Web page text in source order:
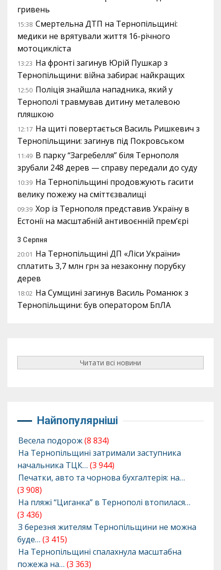
гривень
15:38 Смертельна ДТП на Тернопільщині:
медики не врятували життя 16-річного
мотоцикліста
13:23 На фронті загинув Юрій Пушкар з
Тернопільщини: війна забирає найкращих
12:50 Поліція знайшла нападника, який у
Тернополі травмував дитину металевою
пляшкою
12:17 На щиті повертається Василь Ришкевич з
Тернопільщини: загинув під Покровськом
11:49 В парку “Загребелля” біля Тернополя
зрубали 248 дерев — справу передали до суду
10:39 На Тернопільщині продовжують гасити
велику пожежу на сміттєзвалищі
09:39 Хор із Тернополя представив Україну в
Естонії на масштабній антивоєнній прем’єрі
3 Серпня
20:01 На Тернопільщині ДП «Ліси України»
сплатить 3,7 млн грн за незаконну порубку
дерев
18:02 На Сумщині загинув Василь Романюк з
Тернопільщини: був оператором БпЛА
Читати всі новини
Найпопулярніші
Весела подорож(8 834)
На Тернопільщині затримали заступника
начальника ТЦК… (3 944)
Печатки, авто та чорнова бухгалтерія: на…
(3 908)
На пляжі “Циганка” в Тернополі втопилася…
(3 436)
З березня жителям Тернопільщини не можна
буде… (3 415)
На Тернопільщині спалахнула масштабна
пожежа на… (3 363)